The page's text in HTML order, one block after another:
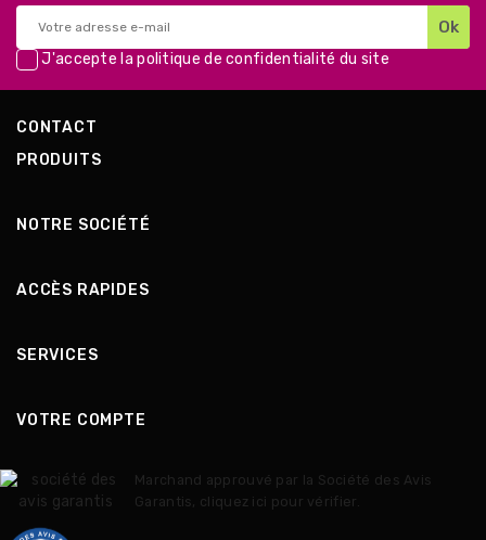
J'accepte lapolitique de confidentialité du site
CONTACT
PRODUITS
NOTRE SOCIÉTÉ
ACCÈS RAPIDES
SERVICES
VOTRE COMPTE
Marchand approuvé par la Société des Avis
Garantis, cliquez ici pour vérifier.